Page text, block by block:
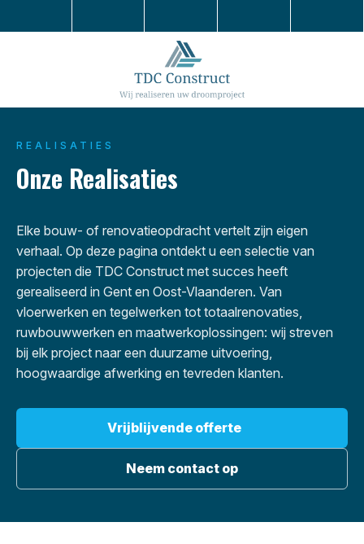
REALISATIES
Onze Realisaties
Elke bouw- of renovatieopdracht vertelt zijn eigen
verhaal. Op deze pagina ontdekt u een selectie van
projecten die TDC Construct met succes heeft
gerealiseerd in Gent en Oost-Vlaanderen. Van
vloerwerken en tegelwerken tot totaalrenovaties,
ruwbouwwerken en maatwerkoplossingen: wij streven
bij elk project naar een duurzame uitvoering,
hoogwaardige afwerking en tevreden klanten.
Vrijblijvende offerte
Neem contact op